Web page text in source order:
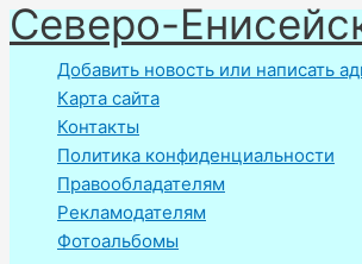
Перейти
к
содержимому
Северо-
Добавить новость или написать
Карта сайта
Контакты
Политика конфиденциальности
Правообладателям
Рекламодателям
Фотоальбомы